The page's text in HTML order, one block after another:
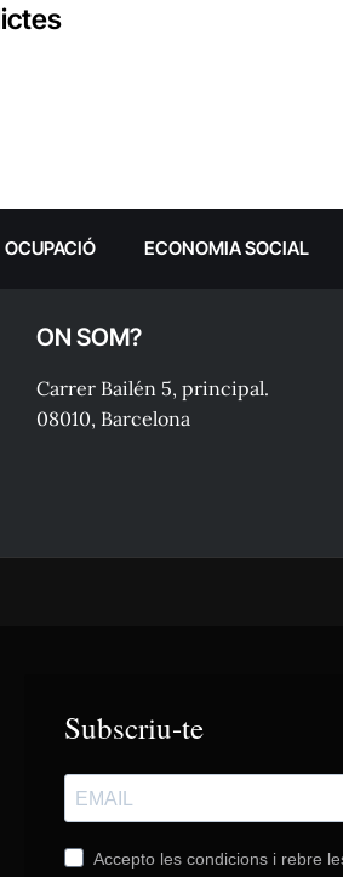
OCUPACIÓ ECONOMIA SOCIAL
ON SOM?
Carrer Bailén 5, principal.
08010, Barcelona